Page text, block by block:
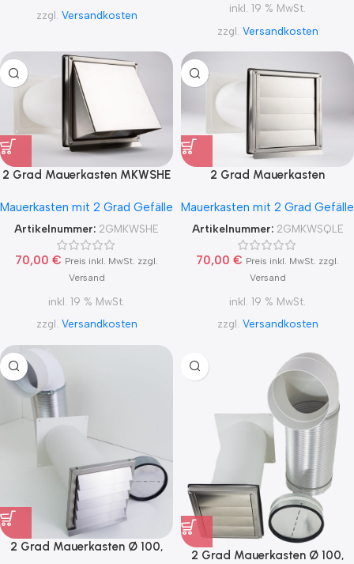
zzgl. Versandkosten
inkl. 19 % MwSt.
zzgl. Versandkosten
2 Grad Mauerkasten MKWSHE
auch mit Blower Door Test und
Zertifikat Ø100, 125, 150
Mauerkasten mit 2 Grad Gefälle
Artikelnummer: 2GMKWSHE
70,00 € Preis inkl. MwSt. zzgl.
Versand
inkl. 19 % MwSt.
zzgl. Versandkosten
2 Grad Mauerkasten
Kondensatablauf auch mit
Blower Door Test und
Zertifikat Ø100, 125, 150
Mauerkasten mit 2 Grad Gefälle
Artikelnummer: 2GMKWSQLE
70,00 € Preis inkl. MwSt. zzgl.
Versand
inkl. 19 % MwSt.
zzgl. Versandkosten
2 Grad Mauerkasten Ø 100,
2 Grad Mauerkasten Ø 100,